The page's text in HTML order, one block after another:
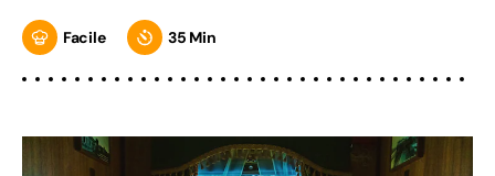
Facile 35 Min